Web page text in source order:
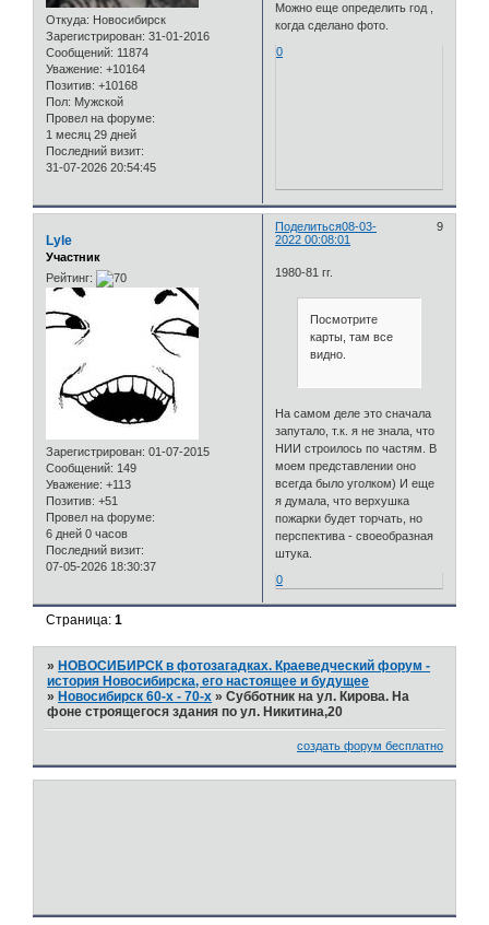
Откуда: Новосибирск
Зарегистрирован: 31-01-2016
Сообщений: 11874
Уважение: +10164
Позитив: +10168
Пол: Мужской
Провел на форуме:
1 месяц 29 дней
Последний визит:
31-07-2026 20:54:45
Можно еще определить год ,
когда сделано фото.
0
Поделиться 9
08-03-
2022 00:08:01
Lyle
Участник
Рейтинг:
Зарегистрирован: 01-07-2015
Сообщений: 149
Уважение: +113
Позитив: +51
Провел на форуме:
6 дней 0 часов
Последний визит:
07-05-2026 18:30:37
1980-81 гг.
Посмотрите
карты, там все
видно.
На самом деле это сначала
запутало, т.к. я не знала, что
НИИ строилось по частям. В
моем представлении оно
всегда было уголком) И еще
я думала, что верхушка
пожарки будет торчать, но
перспектива - своеобразная
штука.
0
Страница:1
» НОВОСИБИРСК в фотозагадках. Краеведческий форум -
история Новосибирска, его настоящее и будущее
» Новосибирск 60-х - 70-х »Субботник на ул. Кирова. На
фоне строящегося здания по ул. Никитина,20
создать форум бесплатно